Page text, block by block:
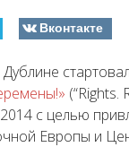
Вконтакте
(“Rights.
с целью
Европы и